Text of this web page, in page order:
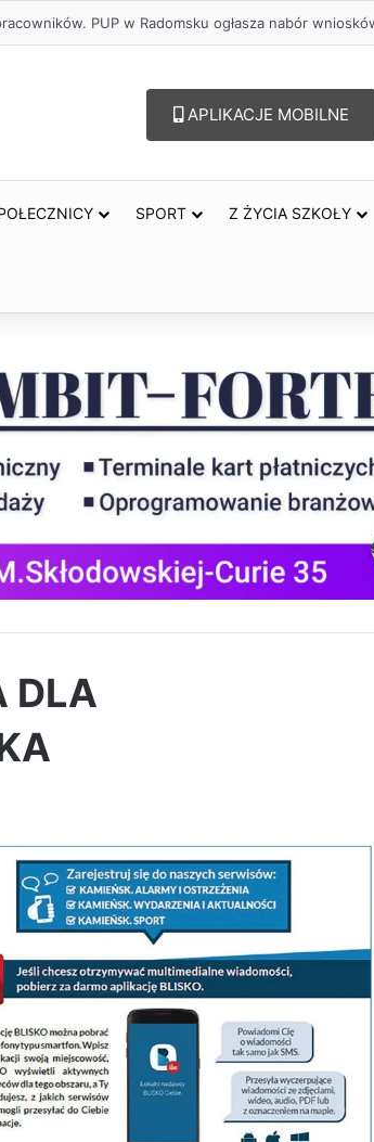
Radomsko włącza się w Miesiąc Trzeźwości
APLIKACJE MOBILNE
SPORT Z ŻYCIA SZKOŁY
DLA